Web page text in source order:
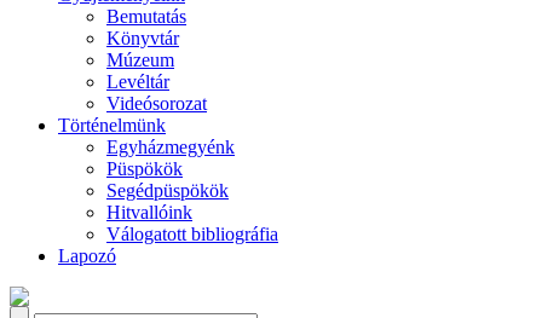
Bemutatás
Könyvtár
Múzeum
Levéltár
Videósorozat
Történelmünk
Egyházmegyénk
Püspökök
Segédpüspökök
Hitvallóink
Válogatott bibliográfia
Lapozó